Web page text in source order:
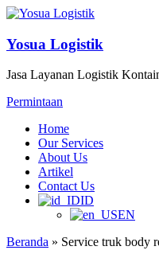
Yosua Logistik
Jasa Layanan Logistik
Permintaan
Home
Our Services
About Us
Artikel
Contact Us
ID
EN
Beranda » Service truk body